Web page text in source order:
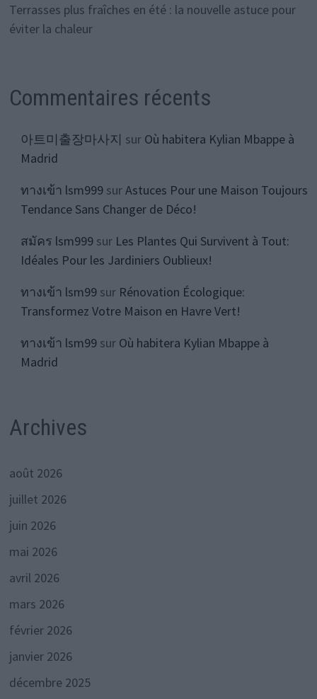
Terrasses plus fraîches en été : la nouvelle astuce pour
éviter la chaleur
Commentaires récents
아트미출장마사지 sur Où habitera Kylian Mbappe à
Madrid
ทางเข้า lsm999surAstuces Pour une Maison Toujours
Tendance Sans Changer de Déco!
สมัคร lsm999sur Les Plantes Qui Survivent à Tout:
Idéales Pour les Jardiniers Oublieux!
ทางเข้า lsm99sur Rénovation Écologique:
Transformez Votre Maison en Havre Vert!
ทางเข้า lsm99sur Où habitera Kylian Mbappe à
Madrid
Archives
août 2026
juillet 2026
juin 2026
mai 2026
avril 2026
mars 2026
février 2026
janvier 2026
décembre 2025